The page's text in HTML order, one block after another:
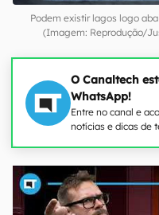
Podem existir lagos logo
(Imagem: Reprodução/
O Canaltech
WhatsApp!
Entre no canal e
notícias e dicas de